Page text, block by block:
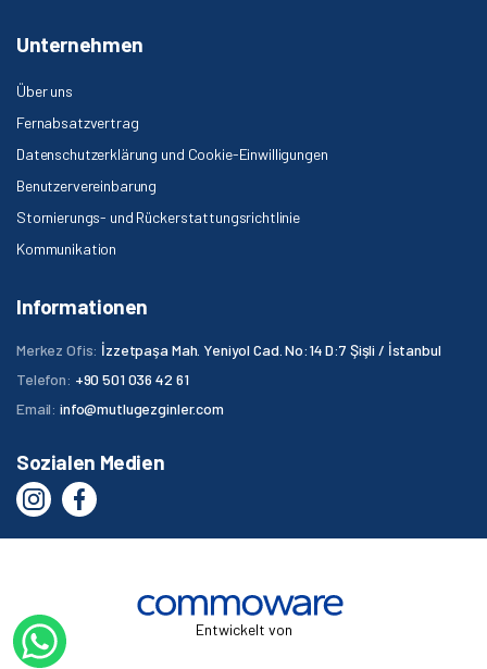
Unternehmen
Über uns
Fernabsatzvertrag
Datenschutzerklärung und Cookie-Einwilligungen
Benutzervereinbarung
Stornierungs- und Rückerstattungsrichtlinie
Kommunikation
Informationen
Merkez Ofis: İzzetpaşa Mah. Yeniyol Cad. No:14 D:7 Şişli / İstanbul
Telefon: +90 501 036 42 61
Email:info@mutlugezginler.com
Sozialen Medien
Entwickelt von